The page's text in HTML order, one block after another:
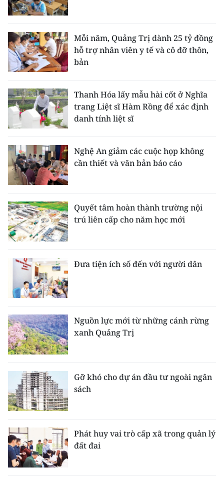
Mỗi năm, Quảng Trị dành 25 tỷ đồng
hỗ trợ nhân viên y tế và cô đỡ thôn,
bản
Thanh Hóa lấy mẫu hài cốt ở Nghĩa
trang Liệt sĩ Hàm Rồng để xác định
danh tính liệt sĩ
Nghệ An giảm các cuộc họp không
cần thiết và văn bản báo cáo
Quyết tâm hoàn thành trường nội
trú liên cấp cho năm học mới
Đưa tiện ích số đến với người dân
Nguồn lực mới từ những cánh rừng
xanh Quảng Trị
Gỡ khó cho dự án đầu tư ngoài ngân
sách
Phát huy vai trò cấp xã trong quản lý
đất đai